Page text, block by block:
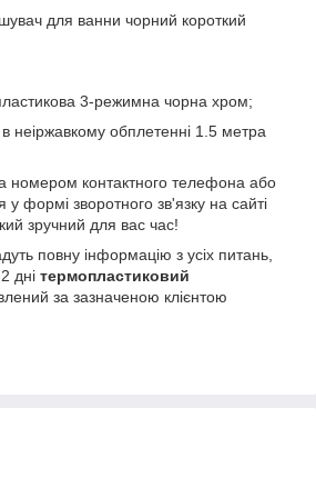
для ванни чорний короткий
3-режимна чорна хром;
неіржавкому обплетенні 1.5 метра
номером контактного телефона або
формі зворотного зв'язку на сайті
зручний для вас час!
повну інформацію з усіх питань,
дні термопластиковий
за зазначеною клієнтою